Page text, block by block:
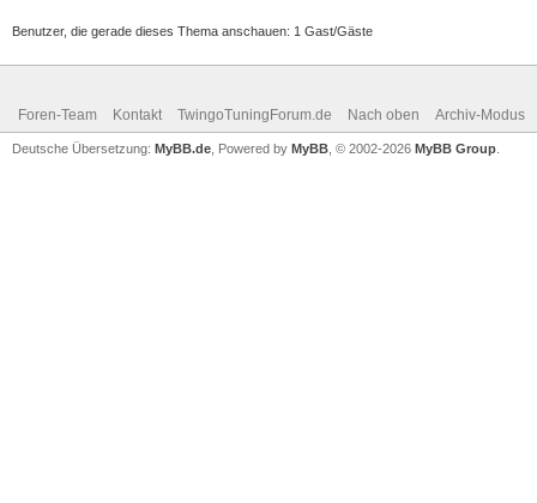
Benutzer, die gerade dieses Thema anschauen: 1 Gast/Gäste
Foren-Team Kontakt TwingoTuningForum.de Nach oben Archiv-Modus
Deutsche Übersetzung: MyBB.de , Powered by MyBB , © 2002-2026 MyBB Group